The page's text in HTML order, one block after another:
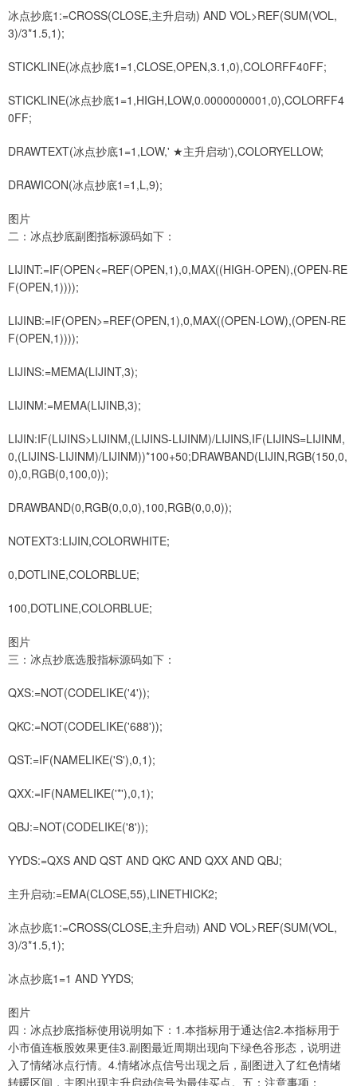
冰点抄底1:=CROSS(CLOSE,主升启动) AND VOL>REF(SUM(VOL,
3)/3*1.5,1);
STICKLINE(冰点抄底1=1,CLOSE,OPEN,3.1,0),COLORFF40FF;
STICKLINE(冰点抄底1=1,HIGH,LOW,0.0000000001,0),COLORFF4
0FF;
DRAWTEXT(冰点抄底1=1,LOW,' ★主升启动'),COLORYELLOW;
DRAWICON(冰点抄底1=1,L,9);
图片
二：冰点抄底副图指标源码如下：
LIJINT:=IF(OPEN<=REF(OPEN,1),0,MAX((HIGH-OPEN),(OPEN-RE
F(OPEN,1))));
LIJINB:=IF(OPEN>=REF(OPEN,1),0,MAX((OPEN-LOW),(OPEN-RE
F(OPEN,1))));
LIJINS:=MEMA(LIJINT,3);
LIJINM:=MEMA(LIJINB,3);
LIJIN:IF(LIJINS>LIJINM,(LIJINS-LIJINM)/LIJINS,IF(LIJINS=LIJINM,
0,(LIJINS-LIJINM)/LIJINM))*100+50;DRAWBAND(LIJIN,RGB(150,0,
0),0,RGB(0,100,0));
DRAWBAND(0,RGB(0,0,0),100,RGB(0,0,0));
NOTEXT3:LIJIN,COLORWHITE;
0,DOTLINE,COLORBLUE;
100,DOTLINE,COLORBLUE;
图片
三：冰点抄底选股指标源码如下：
QXS:=NOT(CODELIKE('4'));
QKC:=NOT(CODELIKE('688'));
QST:=IF(NAMELIKE('S'),0,1);
QXX:=IF(NAMELIKE('*'),0,1);
QBJ:=NOT(CODELIKE('8'));
YYDS:=QXS AND QST AND QKC AND QXX AND QBJ;
主升启动:=EMA(CLOSE,55),LINETHICK2;
冰点抄底1:=CROSS(CLOSE,主升启动) AND VOL>REF(SUM(VOL,
3)/3*1.5,1);
冰点抄底1=1 AND YYDS;
图片
四：冰点抄底指标使用说明如下：1.本指标用于通达信2.本指标用于
小市值连板股效果更佳3.副图最近周期出现向下绿色谷形态，说明进
入了情绪冰点行情。4.情绪冰点信号出现之后，副图进入了红色情绪
转暖区间，主图出现主升启动信号为最佳买点。五：注意事项：